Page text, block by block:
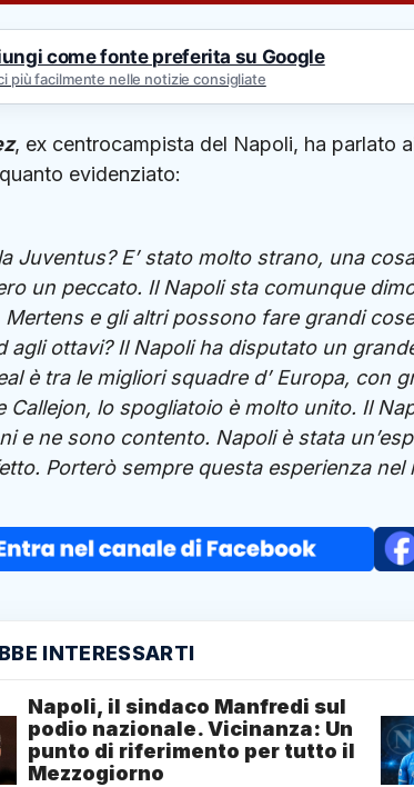
come fonte preferita su Google
più facilmente nelle notizie consigliate
, ex centrocampista del Napoli, ha parlato
evidenziato:
Juventus? E’ stato molto strano, una
un peccato. Il Napoli sta comunque
Mertens e gli altri possono fare grandi
agli ottavi? Il Napoli ha disputato un
è tra le migliori squadre d’ Europa, con
Callejon, lo spogliatoio è molto unito. Il
e ne sono contento. Napoli è stata
Porterò sempre questa esperienza nel
INTERESSARTI
Napoli, il sindaco Manfredi sul
podio nazionale. Vicinanza: Un
punto di riferimento per tutto il
Mezzogiorno